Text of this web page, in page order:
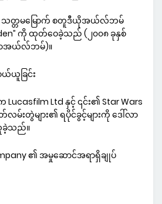
၏ သတ္တမမြောက် စတူဒီယိုအယ်လ်ဘမ်
ကို ထုတ်ဝေခဲ့သည် (၂၀၀၈ ခုနှစ်
ာအယ်လ်ဘမ်)။
ယူခြင်း
Lucasfilm Ltd နှင့် ၎င်း၏ Star Wars
လမ်းတွဲများ၏ ရပိုင်ခွင့်များကို ဒေါ်လာ
ခဲ့သည်။
၏ အမှုဆောင်အရာရှိချုပ်